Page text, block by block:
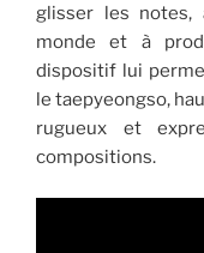
glisser les notes,
monde et à
dispositif lui
le taepyeongso,
rugueux et
compositions.